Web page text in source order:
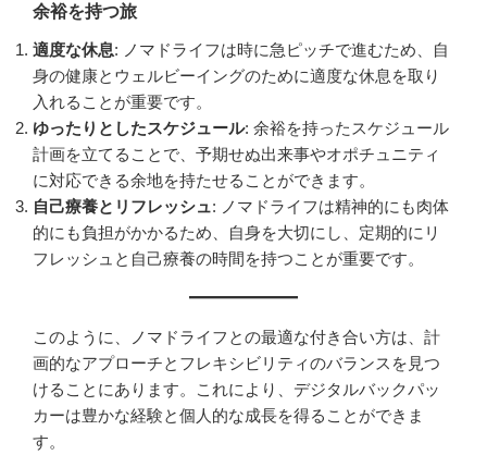
余裕を持つ旅
適度な休息: ノマドライフは時に急ピッチで進むため、自
身の健康とウェルビーイングのために適度な休息を取り
入れることが重要です。
ゆったりとしたスケジュール: 余裕を持ったスケジュール
計画を立てることで、予期せぬ出来事やオポチュニティ
に対応できる余地を持たせることができます。
自己療養とリフレッシュ: ノマドライフは精神的にも肉体
的にも負担がかかるため、自身を大切にし、定期的にリ
フレッシュと自己療養の時間を持つことが重要です。
このように、ノマドライフとの最適な付き合い方は、計
画的なアプローチとフレキシビリティのバランスを見つ
けることにあります。これにより、デジタルバックパッ
カーは豊かな経験と個人的な成長を得ることができま
す。